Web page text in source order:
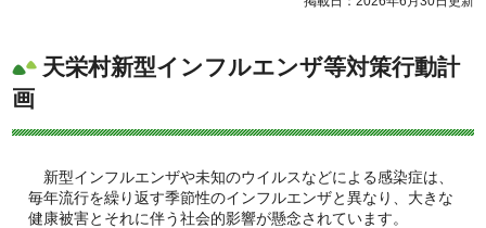
天栄村新型インフルエンザ等対策行動計
画
新型インフルエンザや未知のウイルスなどによる感染症は、
毎年流行を繰り返す季節性のインフルエンザと異なり、大きな
健康被害とそれに伴う社会的影響が懸念されています。